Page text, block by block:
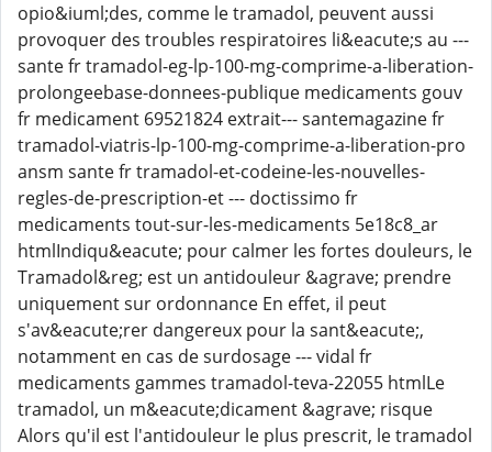
opio&iuml;des, comme le tramadol, peuvent aussi
provoquer des troubles respiratoires li&eacute;s au ---
sante fr tramadol-eg-lp-100-mg-comprime-a-liberation-
prolongeebase-donnees-publique medicaments gouv
fr medicament 69521824 extrait--- santemagazine fr
tramadol-viatris-lp-100-mg-comprime-a-liberation-pro
ansm sante fr tramadol-et-codeine-les-nouvelles-
regles-de-prescription-et --- doctissimo fr
medicaments tout-sur-les-medicaments 5e18c8_ar
htmlIndiqu&eacute; pour calmer les fortes douleurs, le
Tramadol&reg; est un antidouleur &agrave; prendre
uniquement sur ordonnance En effet, il peut
s'av&eacute;rer dangereux pour la sant&eacute;,
notamment en cas de surdosage --- vidal fr
medicaments gammes tramadol-teva-22055 htmlLe
tramadol, un m&eacute;dicament &agrave; risque
Alors qu'il est l'antidouleur le plus prescrit, le tramadol